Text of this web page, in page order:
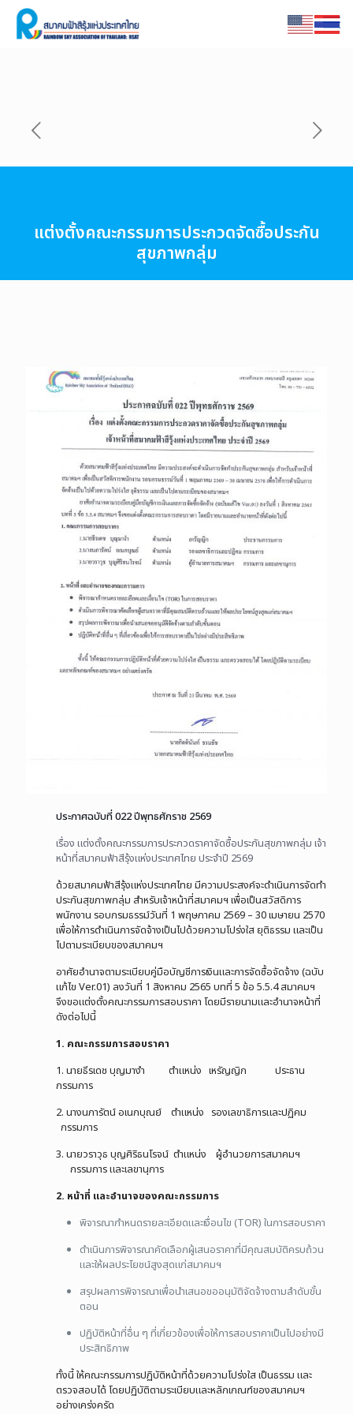
แต่งตั้งคณะกรรมการประกวดจัดซื้อประกัน
สุขภาพกลุ่ม
ประกาศฉบับที่ 022 ปีพุทธศักราช 2569
เรื่อง แต่งตั้งคณะกรรมการประกวดราคาจัดซื้อประกันสุขภาพกลุ่ม เจ้า
หน้าที่สมาคมฟ้าสีรุ้งแห่งประเทศไทย ประจำปี 2569
ด้วยสมาคมฟ้าสีรุ้งแห่งประเทศไทย มีความประสงค์จะดำเนินการจัดทำ
ประกันสุขภาพกลุ่ม สำหรับเจ้าหน้าที่สมาคมฯ เพื่อเป็นสวัสดิการ
พนักงาน รอบกรมธรรม์วันที่ 1 พฤษภาคม 2569 – 30 เมษายน 2570
เพื่อให้การดำเนินการจัดจ้างเป็นไปด้วยความโปร่งใส ยุติธรรม และเป็น
ไปตามระเบียบของสมาคมฯ
อาศัยอำนาจตามระเบียบคู่มือบัญชีการเงินและการจัดซื้อจัดจ้าง (ฉบับ
แก้ไข Ver.01) ลงวันที่ 1 สิงหาคม 2565 บทที่ 5 ข้อ 5.5.4 สมาคมฯ
จึงขอแต่งตั้งคณะกรรมการสอบราคา โดยมีรายนามและอำนาจหน้าที่
ดังต่อไปนี้
1. คณะกรรมการสอบราคา
1. นายธีรเดช บุญมางำ ตำแหน่ง เหรัญญิก ประธาน
กรรมการ
2. นางนภารัตน์ อเนกบุณย์ ตำแหน่ง รองเลขาธิการและปฏิคม
กรรมการ
3. นายวราวุธ บุญศิริธนโรจน์ ตำแหน่ง ผู้อำนวยการสมาคมฯ
กรรมการ และเลขานุการ
2. หน้าที่ และอำนาจของคณะกรรมการ
พิจารณากำหนดรายละเอียดและเงื่อนไข (TOR) ในการสอบราคา
ดำเนินการพิจารณาคัดเลือกผู้เสนอราคาที่มีคุณสมบัติครบถ้วน
และให้ผลประโยชน์สูงสุดแก่สมาคมฯ
สรุปผลการพิจารณาเพื่อนำเสนอขออนุมัติจัดจ้างตามลำดับขั้น
ตอน
ปฏิบัติหน้าที่อื่น ๆ ที่เกี่ยวข้องเพื่อให้การสอบราคาเป็นไปอย่างมี
ประสิทธิภาพ
ทั้งนี้ ให้คณะกรรมการปฏิบัติหน้าที่ด้วยความโปร่งใส เป็นธรรม และ
ตรวจสอบได้ โดยปฏิบัติตามระเบียบและหลักเกณฑ์ของสมาคมฯ
อย่างเคร่งครัด